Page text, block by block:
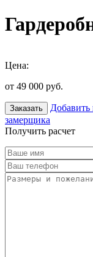
Цена:
от 49 000 руб.
Заказать Добавить
замерщика
Получить расчет